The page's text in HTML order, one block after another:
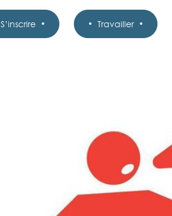
S’inscrire Travailler